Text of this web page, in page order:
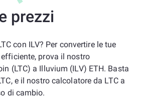
prezzi
con ILV? Per convertire le tue
prova il nostro
(LTC) a Illuvium (ILV) ETH. Basta
e il nostro calcolatore da LTC a
di cambio.